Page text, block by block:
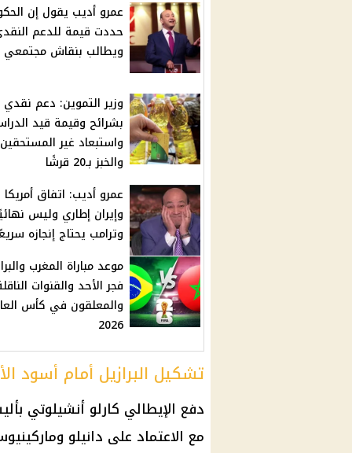
عمرو أديب يقول إن
حددت قيمة للدعم
ويطالب بنقاش مجتمعي
وزير التموين: دعم نقدي
بشرائح وقيمة قيد
واستبعاد غير المستحقين
والخبز بـ20 قرشًا
عمرو أديب: اتفاق أمريكا
وإيران إطاري وليس
وترامب يحتاج إنجازه
موعد مباراة المغرب
فجر الأحد والقنوات
والمعلقون في كأس
2026
تشكيل البرازيل أمام أسود
دفع الإيطالي كارلو أنشيلوتي
مع الاعتماد على دانيلو